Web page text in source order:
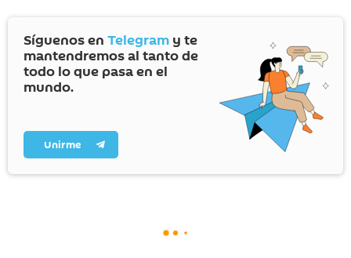
Síguenos en Telegram y te
mantendremos al tanto de
todo lo que pasa en el
mundo.
Unirme